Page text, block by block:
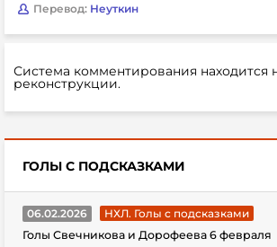
Перевод: Неуткин
Система комментирования находится
реконструкции.
ГОЛЫ С ПОДСКАЗКАМИ
06.02.2026
НХЛ. Голы с подсказками
Голы Свечникова и Дорофеева 6 февраля